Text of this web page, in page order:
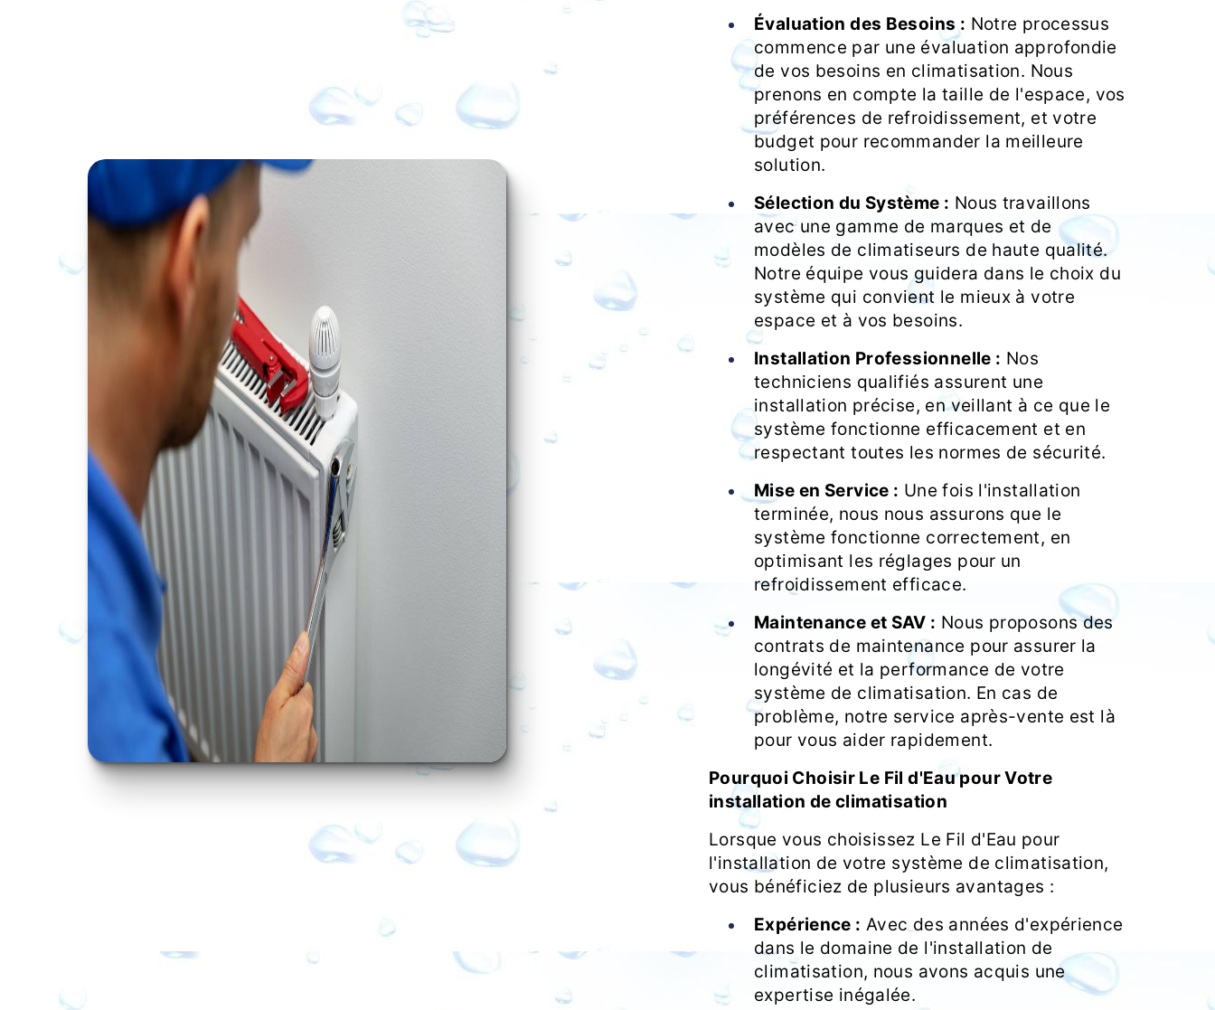
Évaluation des Besoins : Notre processus
commence par une évaluation approfondie
de vos besoins en climatisation. Nous
prenons en compte la taille de l'espace, vos
préférences de refroidissement, et votre
budget pour recommander la meilleure
solution.
Sélection du Système : Nous travaillons
avec une gamme de marques et de
modèles de climatiseurs de haute qualité.
Notre équipe vous guidera dans le choix du
système qui convient le mieux à votre
espace et à vos besoins.
Installation Professionnelle : Nos
techniciens qualifiés assurent une
installation précise, en veillant à ce que le
système fonctionne efficacement et en
respectant toutes les normes de sécurité.
Mise en Service : Une fois l'installation
terminée, nous nous assurons que le
système fonctionne correctement, en
optimisant les réglages pour un
refroidissement efficace.
Maintenance et SAV : Nous proposons des
contrats de maintenance pour assurer la
longévité et la performance de votre
système de climatisation. En cas de
problème, notre service après-vente est là
pour vous aider rapidement.
Pourquoi Choisir Le Fil d'Eau pour Votre
installation de climatisation
Lorsque vous choisissez Le Fil d'Eau pour
l'installation de votre système de climatisation,
vous bénéficiez de plusieurs avantages :
Expérience : Avec des années d'expérience
dans le domaine de l'installation de
climatisation, nous avons acquis une
expertise inégalée.